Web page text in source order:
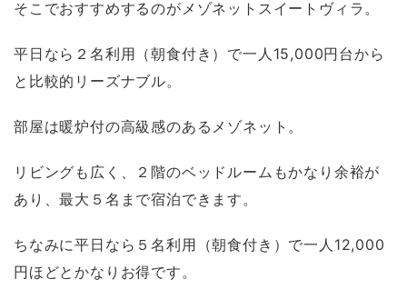
そこでおすすめするのがメゾネットスイートヴィラ。
平日なら２名利用（朝食付き）で一人15,000円台から
と比較的リーズナブル。
部屋は暖炉付の高級感のあるメゾネット。
リビングも広く、２階のベッドルームもかなり余裕が
あり、最大５名まで宿泊できます。
ちなみに平日なら５名利用（朝食付き）で一人12,000
円ほどとかなりお得です。